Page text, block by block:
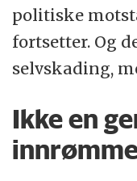
politiske
fortsetter. Og
selvskading,
Ikke en